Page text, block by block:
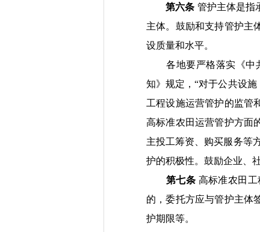
第六条 管护主体是指
主体。 鼓励和支持管护主
设质量和水平。
各地要严格落实《中
知》规定，“对于公共设
工程设施运营管护的监管
高标准农田运营管护方面
主投工筹资、购买服务等
护的积极性。鼓励企业、
第七条 高标准农田
的，委托方应与管护主体
护期限等。